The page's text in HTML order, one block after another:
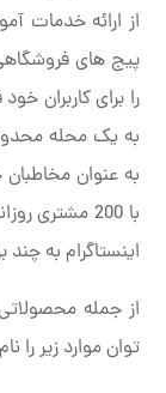
از ارائه خدمات
پیج های
را برای کاربران
به یک محله
به عنوان
با 200 مشتری
اینستاگرام به چند
از جمله
توان موارد زیر را